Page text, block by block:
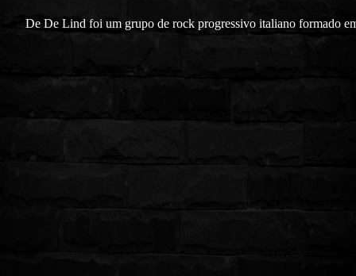
De De Lind foi um grupo de rock progressivo italiano formado